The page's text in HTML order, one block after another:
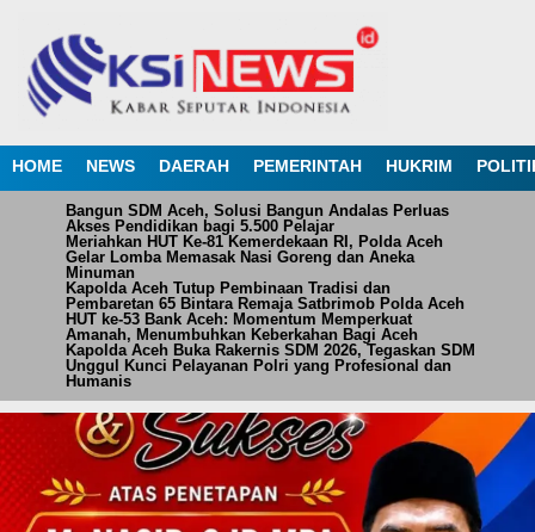
HOME NEWS DAERAH PEMERINTAH HUKRIM
Bangun SDM Aceh, Solusi Bangun Andalas Perluas
Akses Pendidikan bagi 5.500 Pelajar
Meriahkan HUT Ke-81 Kemerdekaan RI, Polda Aceh
Gelar Lomba Memasak Nasi Goreng dan Aneka
Minuman
Kapolda Aceh Tutup Pembinaan Tradisi dan
Pembaretan 65 Bintara Remaja Satbrimob Polda Aceh
HUT ke-53 Bank Aceh: Momentum Memperkuat
Amanah, Menumbuhkan Keberkahan Bagi Aceh
Kapolda Aceh Buka Rakernis SDM 2026, Tegaskan SDM
Unggul Kunci Pelayanan Polri yang Profesional dan
Humanis